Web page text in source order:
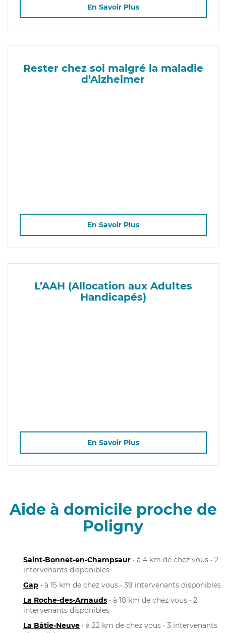
En Savoir Plus
Rester chez soi malgré la maladie
d’Alzheimer
En Savoir Plus
L’AAH (Allocation aux Adultes
Handicapés)
En Savoir Plus
Aide à domicile proche de
Poligny
Saint-Bonnet-en-Champsaur • à 4 km de chez vous • 2
intervenants disponibles
Gap • à 15 km de chez vous • 39 intervenants disponibles
La Roche-des-Arnauds • à 18 km de chez vous • 2
intervenants disponibles
La Bâtie-Neuve • à 22 km de chez vous • 3 intervenants